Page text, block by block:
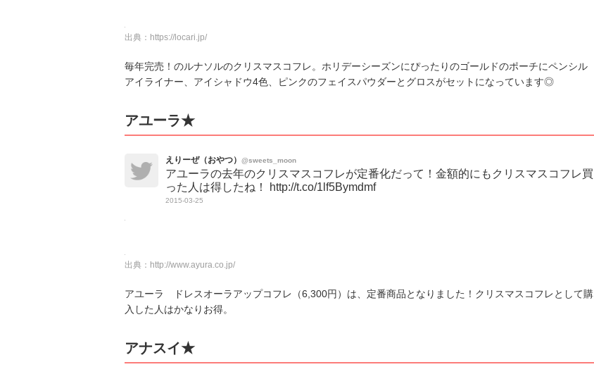
出典： https://locari.jp/
毎年完売！のルナソルのクリスマスコフレ。ホリデーシーズンにぴったりのゴールドのポーチにペンシル
アイライナー、アイシャドウ4色、ピンクのフェイスパウダーとグロスがセットになっています◎
アユーラ★
えりーぜ（おやつ） @sweets_moon
アユーラの去年のクリスマスコフレが定番化だって！金額的にもクリスマスコフレ買
った人は得したね！ http://t.co/1lf5Bymdmf
2015-03-25
出典： http://www.ayura.co.jp/
アユーラ ドレスオーラアップコフレ（6,300円）は、定番商品となりました！クリスマスコフレとして購
入した人はかなりお得。
アナスイ★